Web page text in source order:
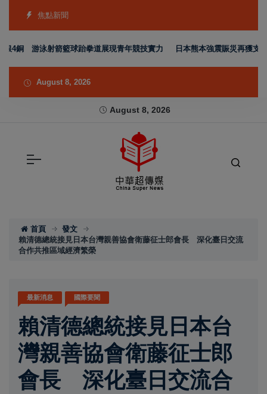
焦點新聞
游泳射箭籃球跆拳道展現青年競技實力 日本熊本強震賑災再獲支持 台
August 8, 2026
August 8, 2026
首頁
發文
賴清德總統接見日本台灣親善協會衛藤征士郎會長 深化臺日交流
合作共推區域經濟繁榮
最新消息 國際要聞
賴清德總統接見日本台
灣親善協會衛藤征士郎
會長 深化臺日交流合